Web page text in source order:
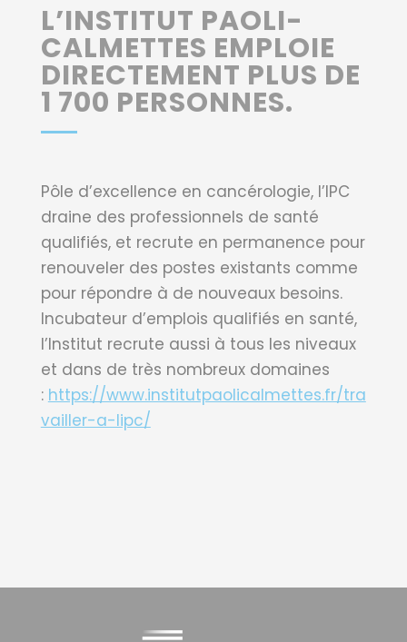
L’INSTITUT PAOLI-
CALMETTES EMPLOIE
DIRECTEMENT PLUS DE
1 700 PERSONNES.
Pôle d’excellence en cancérologie, l’IPC
draine des professionnels de santé
qualifiés, et recrute en permanence pour
renouveler des postes existants comme
pour répondre à de nouveaux besoins.
Incubateur d’emplois qualifiés en santé,
l’Institut recrute aussi à tous les niveaux
et dans de très nombreux domaines
: https://www.institutpaolicalmettes.fr/tra
vailler-a-lipc/